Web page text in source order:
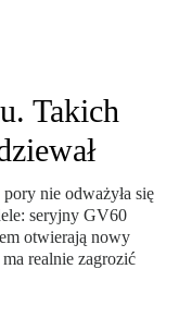
Takich
nie odważyła się
seryjny GV60
otwierają nowy
realnie zagrozić